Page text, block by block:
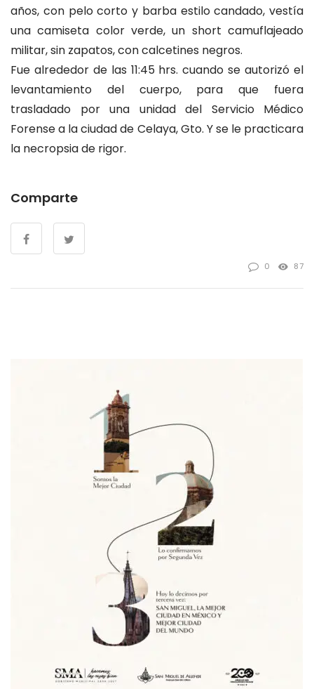
años, con pelo corto y barba estilo candado, vestía
una camiseta color verde, un short camuflajeado
militar, sin zapatos, con calcetines negros.
Fue alrededor de las 11:45 hrs. cuando se autorizó el
levantamiento del cuerpo, para que fuera
trasladado por una unidad del Servicio Médico
Forense a la ciudad de Celaya, Gto. Y se le practicara
la necropsia de rigor.
Comparte
0 87